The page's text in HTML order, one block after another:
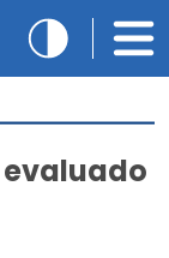
evaluado